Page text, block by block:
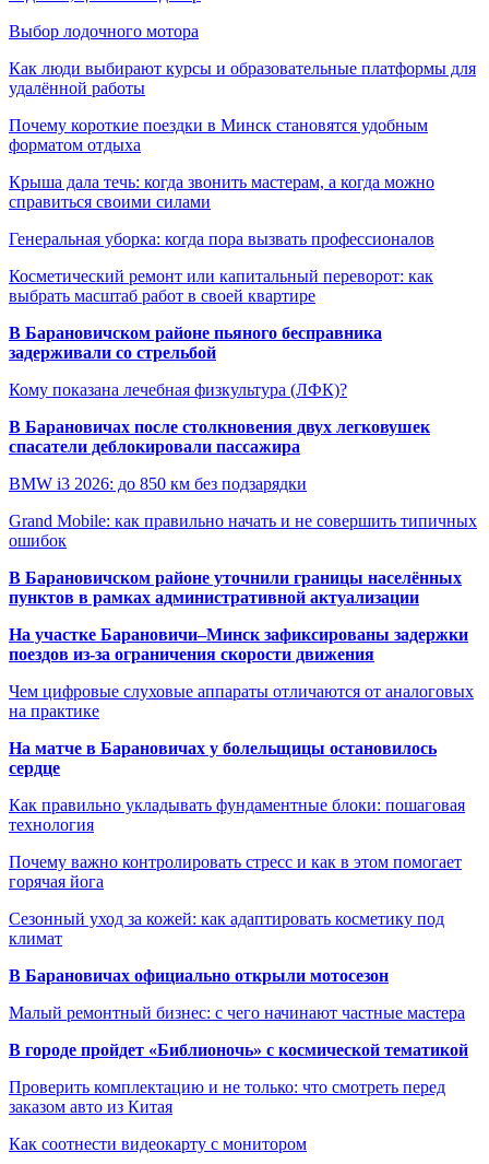
Выбор лодочного мотора
Как люди выбирают курсы и образовательные платформы для
удалённой работы
Почему короткие поездки в Минск становятся удобным
форматом отдыха
Крыша дала течь: когда звонить мастерам, а когда можно
справиться своими силами
Генеральная уборка: когда пора вызвать профессионалов
Косметический ремонт или капитальный переворот: как
выбрать масштаб работ в своей квартире
В Барановичском районе пьяного бесправника
задерживали со стрельбой
Кому показана лечебная физкультура (ЛФК)?
В Барановичах после столкновения двух легковушек
спасатели деблокировали пассажира
BMW i3 2026: до 850 км без подзарядки
Grand Mobile: как правильно начать и не совершить типичных
ошибок
В Барановичском районе уточнили границы населённых
пунктов в рамках административной актуализации
На участке Барановичи–Минск зафиксированы задержки
поездов из-за ограничения скорости движения
Чем цифровые слуховые аппараты отличаются от аналоговых
на практике
На матче в Барановичах у болельщицы остановилось
сердце
Как правильно укладывать фундаментные блоки: пошаговая
технология
Почему важно контролировать стресс и как в этом помогает
горячая йога
Сезонный уход за кожей: как адаптировать косметику под
климат
В Барановичах официально открыли мотосезон
Малый ремонтный бизнес: с чего начинают частные мастера
В городе пройдет «Библионочь» с космической тематикой
Проверить комплектацию и не только: что смотреть перед
заказом авто из Китая
Как соотнести видеокарту с монитором